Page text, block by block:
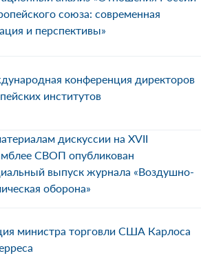
союза: современная
и перспективы»
конференция директоров
институтов
дискуссии на XVII
СВОП опубликован
выпуск журнала «Воздушно-
оборона»
министра торговли США Карлоса